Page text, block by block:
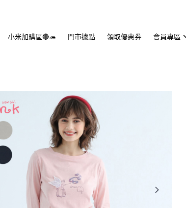
小米加購區🔴🦔 門市據點 領取優惠券 會員專區